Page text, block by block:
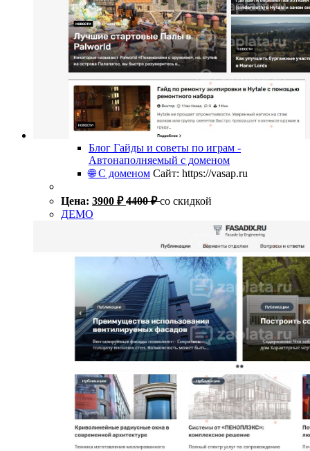
Блог Гайды и советы по играм -
Автонаполняемый с доменом
🌐 С доменом Сайт: https://vasap.ru
Цена: 3900 ₽ 4400₽ со скидкой
ДЕМО